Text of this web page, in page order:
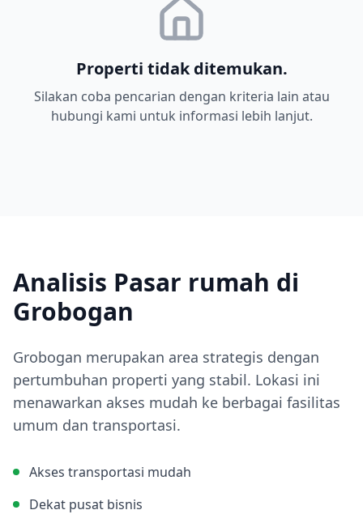
Properti tidak ditemukan.
Silakan coba pencarian dengan kriteria lain atau
hubungi kami untuk informasi lebih lanjut.
Analisis Pasar rumah di
Grobogan
Grobogan merupakan area strategis dengan
pertumbuhan properti yang stabil. Lokasi ini
menawarkan akses mudah ke berbagai fasilitas
umum dan transportasi.
Akses transportasi mudah
Dekat pusat bisnis